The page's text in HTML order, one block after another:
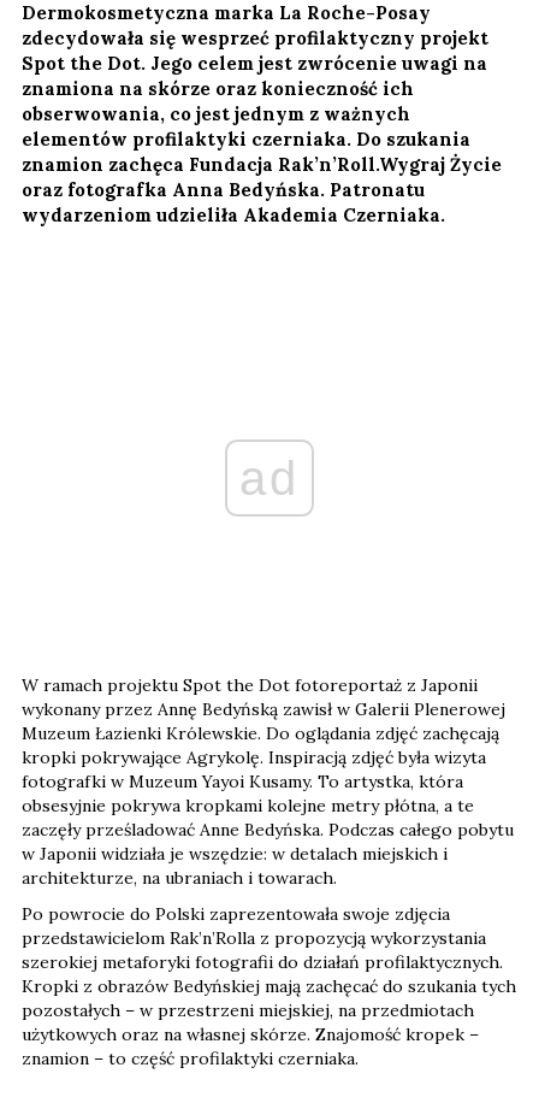
Dermokosmetyczna marka La Roche-Posay
zdecydowała się wesprzeć profilaktyczny projekt
Spot the Dot. Jego celem jest zwrócenie uwagi na
znamiona na skórze oraz konieczność ich
obserwowania, co jest jednym z ważnych
elementów profilaktyki czerniaka. Do szukania
znamion zachęca Fundacja Rak’n’Roll.Wygraj Życie
oraz fotografka Anna Bedyńska. Patronatu
wydarzeniom udzieliła Akademia Czerniaka.
ad
W ramach projektu Spot the Dot fotoreportaż z Japonii
wykonany przez Annę Bedyńską zawisł w Galerii Plenerowej
Muzeum Łazienki Królewskie. Do oglądania zdjęć zachęcają
kropki pokrywające Agrykolę. Inspiracją zdjęć była wizyta
fotografki w Muzeum Yayoi Kusamy. To artystka, która
obsesyjnie pokrywa kropkami kolejne metry płótna, a te
zaczęły prześladować Anne Bedyńska. Podczas całego pobytu
w Japonii widziała je wszędzie: w detalach miejskich i
architekturze, na ubraniach i towarach.
Po powrocie do Polski zaprezentowała swoje zdjęcia
przedstawicielom Rak’n’Rolla z propozycją wykorzystania
szerokiej metaforyki fotografii do działań profilaktycznych.
Kropki z obrazów Bedyńskiej mają zachęcać do szukania tych
pozostałych – w przestrzeni miejskiej, na przedmiotach
użytkowych oraz na własnej skórze. Znajomość kropek –
znamion – to część profilaktyki czerniaka.